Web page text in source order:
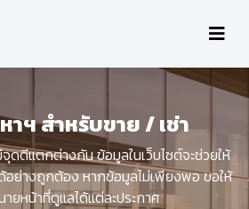
ฯ สำหรับขาย / เช่า
ดดีแตกต่างกัน ข้อมูลในเว็บไซต์จะช่วยให้
ย่างถูกต้อง หากข้อมูลไม่เพียงพอ ขอให้
ยหน้าที่ดูแลได้แต่ละประกาศ